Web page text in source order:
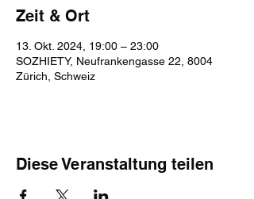
Zeit & Ort
13. Okt. 2024, 19:00 – 23:00
SOZHIETY, Neufrankengasse 22, 8004
Zürich, Schweiz
Diese Veranstaltung teilen